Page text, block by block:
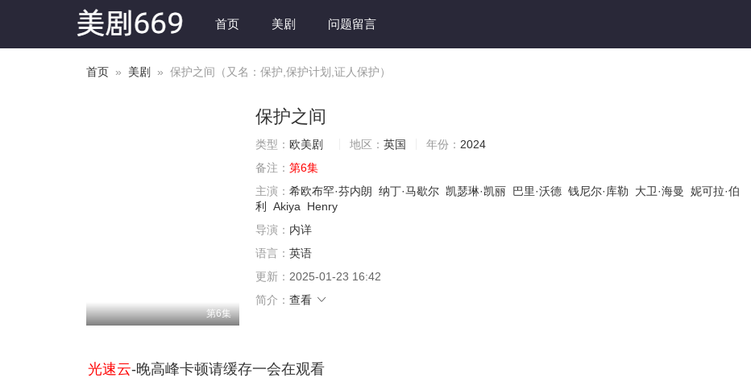
首页 美剧 问题留言
首页 » 美剧 » 保护之间（又名：保护,保护计划,证人保护）
第6集
保护之间
类型： 欧美剧 地区： 英国 年份： 2024
备注： 第6集
主演： 希欧布罕·芬内朗 纳丁·马歇尔 凯瑟琳·凯丽 巴里·沃德 钱尼尔·库勒 大卫·海曼
妮可拉·伯
利
Akiya
Henry
导演： 内详
语言： 英语
更新： 2025-01-23 16:42
简介： 查看
光速云-晚高峰卡顿请缓存一会在观看